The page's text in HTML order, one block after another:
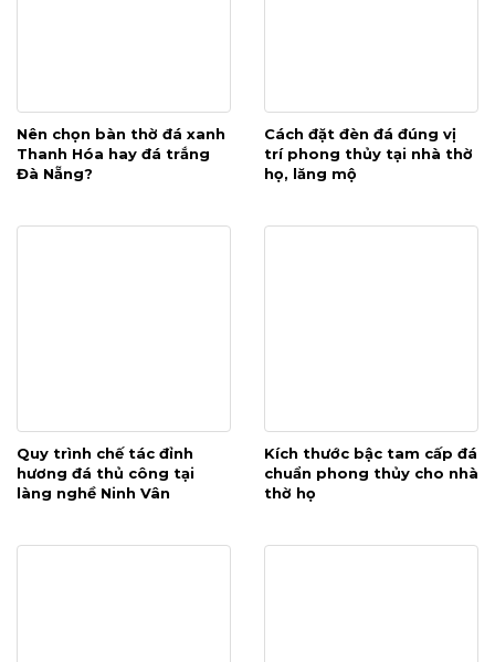
Nên chọn bàn thờ đá xanh
Thanh Hóa hay đá trắng
Đà Nẵng?
Cách đặt đèn đá đúng vị
trí phong thủy tại nhà thờ
họ, lăng mộ
Quy trình chế tác đỉnh
hương đá thủ công tại
làng nghề Ninh Vân
Kích thước bậc tam cấp đá
chuẩn phong thủy cho nhà
thờ họ